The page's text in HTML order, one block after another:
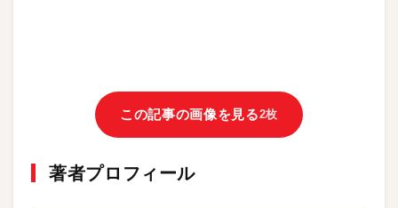
この記事の画像を見る2枚
著者プロフィール